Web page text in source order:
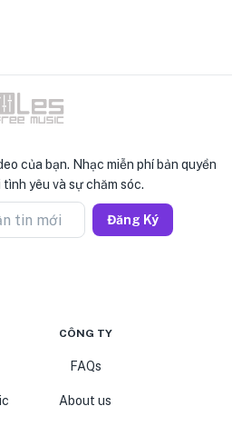
của bạn. Nhạc miễn phí bản quyền
yêu và sự chăm sóc.
tin mới Đăng Ký
CÔNG TY
FAQs
About us